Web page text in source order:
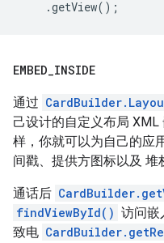
EMBED_INSIDE
通过
己设计的自定义布局
样，你就可以为自己的应
间戳、提供方图标以及 堆
通话后
findViewById() 访问嵌
致电